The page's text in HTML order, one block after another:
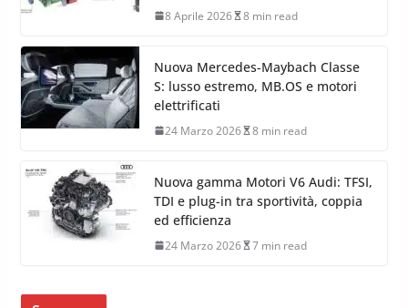
8 Aprile 2026 8 min read
Nuova Mercedes-Maybach Classe
S: lusso estremo, MB.OS e motori
elettrificati
24 Marzo 2026 8 min read
Nuova gamma Motori V6 Audi: TFSI,
TDI e plug-in tra sportività, coppia
ed efficienza
24 Marzo 2026 7 min read